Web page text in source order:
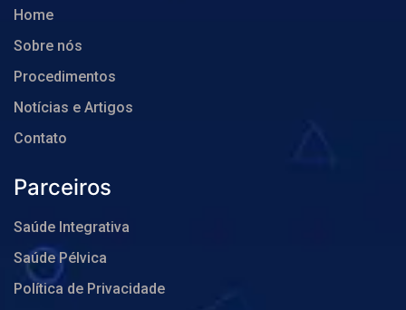
Home
Sobre nós
Procedimentos
Notícias e Artigos
Contato
Parceiros
Saúde Integrativa
Saúde Pélvica
Política de Privacidade